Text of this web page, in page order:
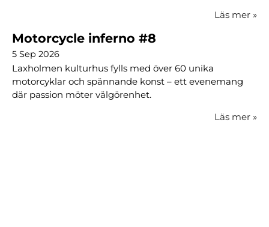
Läs mer »
Motorcycle inferno #8
5 Sep 2026
Laxholmen kulturhus fylls med över 60 unika
motorcyklar och spännande konst – ett evenemang
där passion möter välgörenhet.
Läs mer »